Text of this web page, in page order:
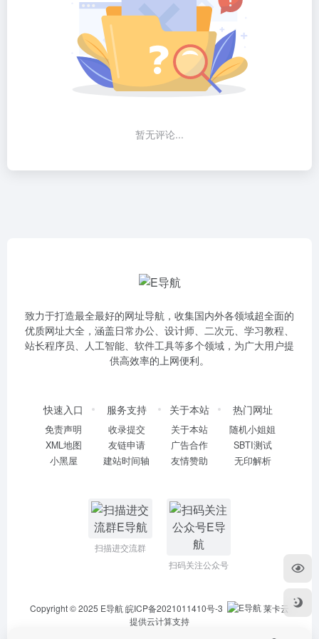
暂无评论...
致力于打造最全最好的网址导航，收集国内外各领域超全面的
优质网址大全，涵盖日常办公、设计师、二次元、学习教程、
站长程序员、人工智能、软件工具等多个领域，为广大用户提
供高效率的上网便利。
快速入口
免责声明
XML地图
小黑屋
服务支持
收录提交
友链申请
建站时间轴
关于本站
关于本站
广告合作
友情赞助
热门网址
随机小姐姐
SBTI测试
无印解析
扫描进交流群
扫码关注公众号
Copyright © 2025 E导航皖ICP备2021011410号-3
莱卡云
提供云计算支持